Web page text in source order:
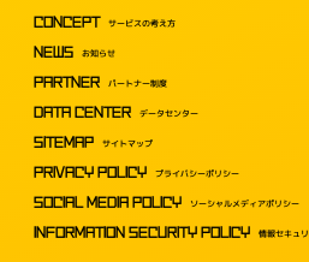
CONCEPT サービスの考え方
NEWS お知らせ
PARTNER パートナー制度
DATA CENTER データセンター
SITEMAP サイトマップ
PRIVACY POLICY プライバシーポリシー
SOCIAL MEDIA POLICY ソーシャルメディアポリシー
INFORMATION SECURITY POLICY 情報セキュ